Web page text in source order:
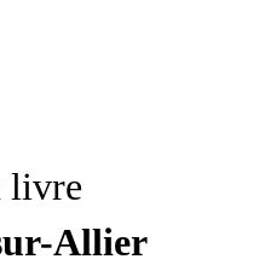
livre
Allier